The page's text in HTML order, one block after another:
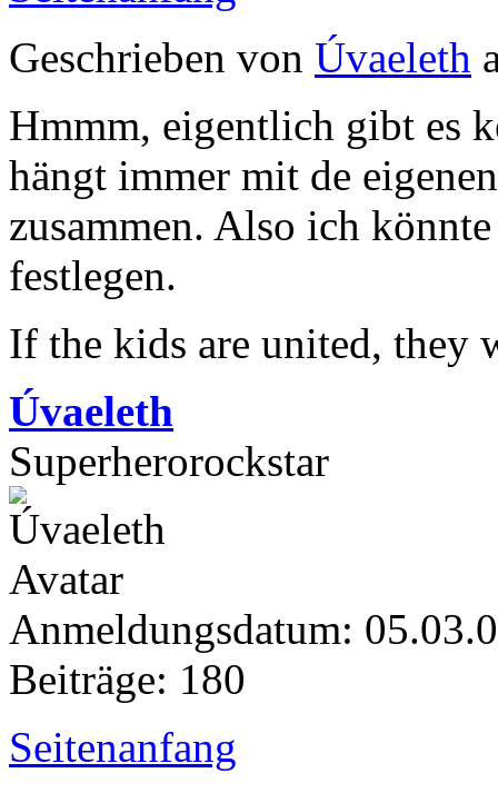
Geschrieben von Úvaeleth
Hmmm, eigentlich gibt es
hängt immer mit de
zusammen. Also ich
festlegen.
If the kids are united, they
Úvaeleth
Superherorockstar
Anmeldungsdatum:
Beiträge: 180
Seitenanfang